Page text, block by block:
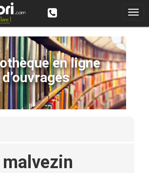
en ligne
d’ouvrages